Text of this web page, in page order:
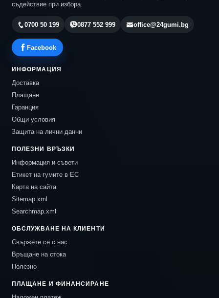
съдействие при избора.
0700 50 199 0877 552 999 office@24gumi.bg
Facebook
ИНФОРМАЦИЯ
Доставка
Плащане
Гаранция
Общи условия
Защита на лични данни
ПОЛЕЗНИ ВРЪЗКИ
Информация и съвети
Етикет на гумите в ЕС
Карта на сайта
Sitemap.xml
Searchmap.xml
ОБСЛУЖВАНЕ НА КЛИЕНТИ
Свържете се с нас
Връщане на стока
Полезно
ПЛАЩАНЕ И ФИНАНСИРАНЕ